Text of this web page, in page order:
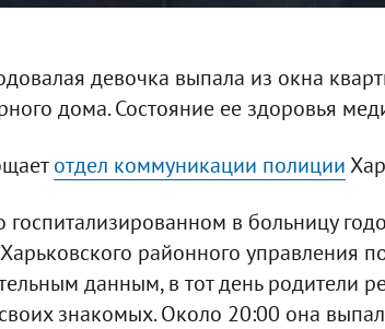
девочка выпала из окна
дома. Состояние ее здоровья
отдел коммуникации полиции
в больницу
районного управления
данным, в тот день родители
знакомых. Около 20:00 она